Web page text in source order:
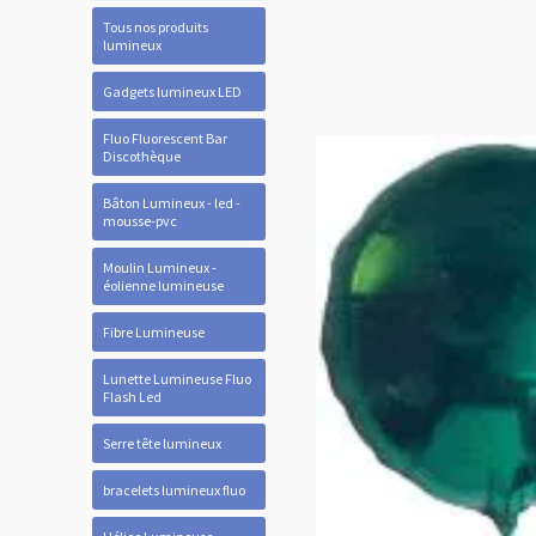
Tous nos produits
lumineux
Gadgets lumineux LED
Fluo Fluorescent Bar
Discothèque
Bâton Lumineux - led -
mousse-pvc
Moulin Lumineux -
éolienne lumineuse
Fibre Lumineuse
Lunette Lumineuse Fluo
Flash Led
Serre tête lumineux
bracelets lumineux fluo